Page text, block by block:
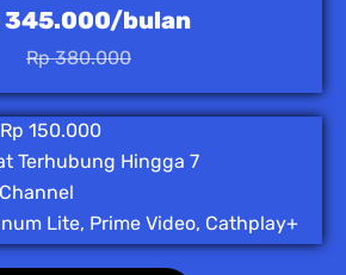
345.000/bulan
Rp 380.000
150.000
Terhubung Hingga 7
Lite, Prime Video, Cathplay+